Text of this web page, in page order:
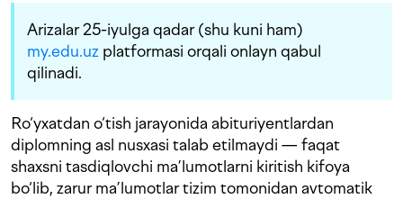
Arizalar 25-iyulga qadar (shu kuni ham)
my.edu.uz platformasi orqali onlayn qabul
qilinadi.
Ro‘yxatdan o‘tish jarayonida abituriyentlardan
diplomning asl nusxasi talab etilmaydi — faqat
shaxsni tasdiqlovchi ma’lumotlarni kiritish kifoya
bo‘lib, zarur ma’lumotlar tizim tomonidan avtomatik